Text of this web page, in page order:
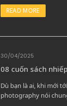
READ MORE
30/04/2025
08 cuốn sách
Dù bạn là ai, khi mới
photography nói